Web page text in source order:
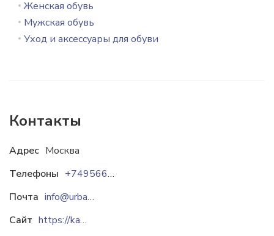
Женская обувь
Мужская обувь
Уход и аксессуары для обуви
Контакты
Адрес Москва
Телефоны
+74956652308
Почта
info@urbanstep.ru
Сайт
https://kangaroos.ru